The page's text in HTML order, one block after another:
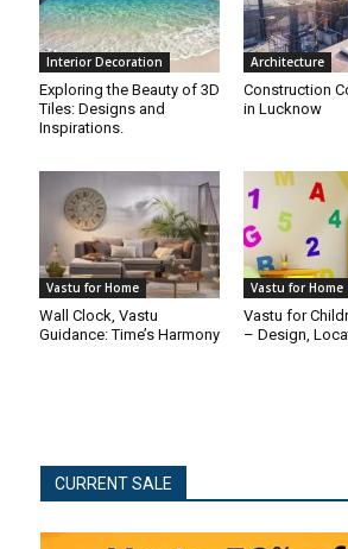
Interior Decoration
Exploring the Beauty of 3D
Tiles: Designs and
Inspirations.
Architecture
Construction
in Lucknow
Vastu for Home
Wall Clock, Vastu
Guidance: Time’s Harmony
Vastu for Home
Vastu for
– Design,
CURRENT SALE